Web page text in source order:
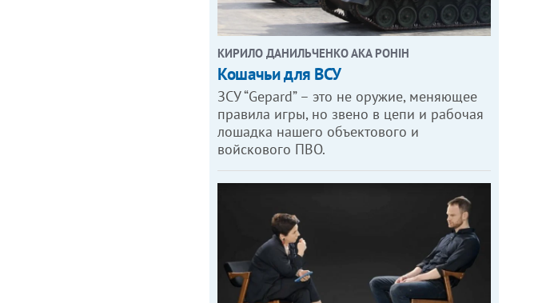
КИРИЛО ДАНИЛЬЧЕНКО АКА РОНІН
Кошачьи для ВСУ
ЗСУ “Gepard” – это не оружие, меняющее
правила игры, но звено в цепи и рабочая
лошадка нашего объектового и
войскового ПВО.